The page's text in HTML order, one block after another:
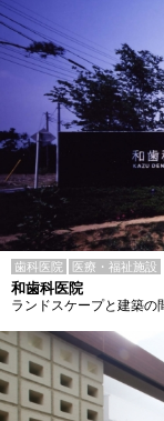
歯科医院 医療・福祉施設
和歯科医院
ランドスケープと建築の